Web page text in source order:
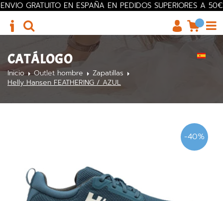
ENVIO GRATUITO EN ESPAÑA EN PEDIDOS SUPERIORES A 50€
CATÁLOGO
Inicio Outlet hombre
Zapatillas
Helly Hansen FEATHERING / AZUL
-40%